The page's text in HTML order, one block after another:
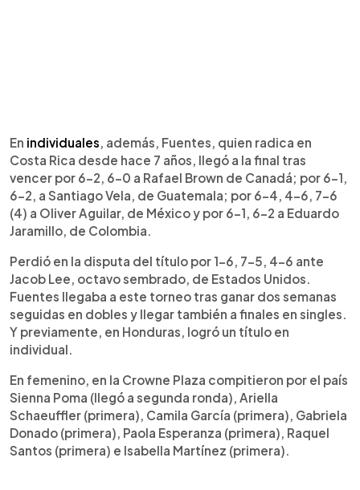
En individuales, además, Fuentes, quien radica en
Costa Rica desde hace 7 años, llegó a la final tras
vencer por 6-2, 6-0 a Rafael Brown de Canadá; por 6-1,
6-2, a Santiago Vela, de Guatemala; por 6-4, 4-6, 7-6
(4) a Oliver Aguilar, de México y por 6-1, 6-2 a Eduardo
Jaramillo, de Colombia.
Perdió en la disputa del título por 1-6, 7-5, 4-6 ante
Jacob Lee, octavo sembrado, de Estados Unidos.
Fuentes llegaba a este torneo tras ganar dos semanas
seguidas en dobles y llegar también a finales en singles.
Y previamente, en Honduras, logró un título en
individual.
En femenino, en la Crowne Plaza compitieron por el país
Sienna Poma (llegó a segunda ronda), Ariella
Schaeuffler (primera), Camila García (primera), Gabriela
Donado (primera), Paola Esperanza (primera), Raquel
Santos (primera) e Isabella Martínez (primera).